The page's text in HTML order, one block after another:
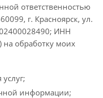
ответственностью
г. Красноярск, ул.
ИНН
на обработку моих
информации;